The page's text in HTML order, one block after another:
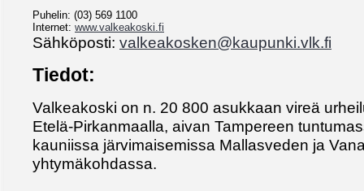
Puhelin: (03) 569 1100
Internet: www.valkeakoski.fi
Sähköposti: valkeakosken@kaupunki.vlk.fi
Tiedot:
Valkeakoski on n. 20 800 asukkaan vireä
Etelä-Pirkanmaalla, aivan Tampereen
kauniissa järvimaisemissa Mallasveden ja
yhtymäkohdassa.